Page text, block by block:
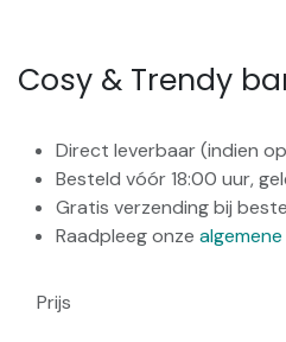
Cosy & Trendy
Direct leverbaar (indien
Besteld vóór 18:00 uur,
Gratis verzending bij
Raadpleeg onze
Prijs